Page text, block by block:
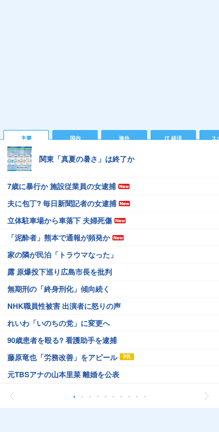
主要 国内 海外 IT 経済 ス
関東「真夏の暑さ」は終了か
7歳に暴行か 施設従業員の女逮捕
夫に包丁? 毎日新聞記者の女逮捕
立体駐車場から車落下 夫婦死傷
「泥酔者」熊本で通報が頻発か
家の隣が民泊「トラウマなった」
露 原爆投下巡り広島市長を批判
無期刑の「終身刑化」傾向続く
NHK職員性被害 出演者に怒りの声
れいわ「いのちの党」に変更へ
90歳患者を殴る? 看護助手を逮捕
藤原竜也「労務改善」をアピール
元TBSアナの山本里菜 離婚を公表